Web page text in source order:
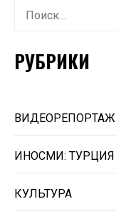
Найти:
РУБРИКИ
ВИДЕОРЕПОРТАЖ
ИНОСМИ: ТУРЦИЯ
КУЛЬТУРА